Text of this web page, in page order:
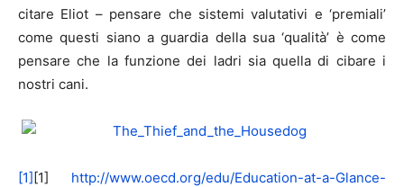
citare Eliot – pensare che sistemi valutativi e ‘premiali’
come questi siano a guardia della sua ‘qualità’ è come
pensare che la funzione dei ladri sia quella di cibare i
nostri cani.
[1][1] http://www.oecd.org/edu/Education-at-a-Glance-